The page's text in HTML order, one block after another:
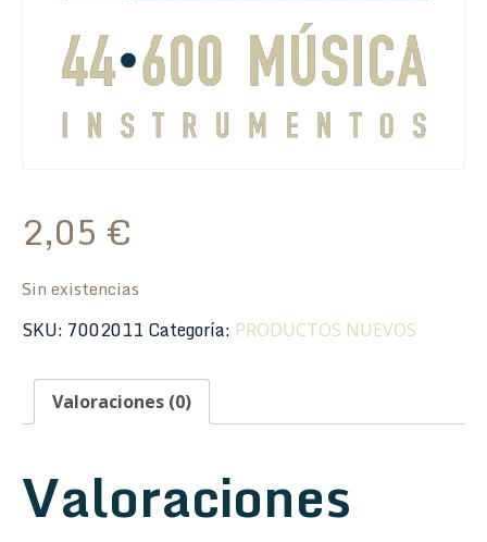
2,05 €
Sin existencias
SKU: 7002011 Categoría: PRODUCTOS NUEVOS
Valoraciones (0)
Valoraciones